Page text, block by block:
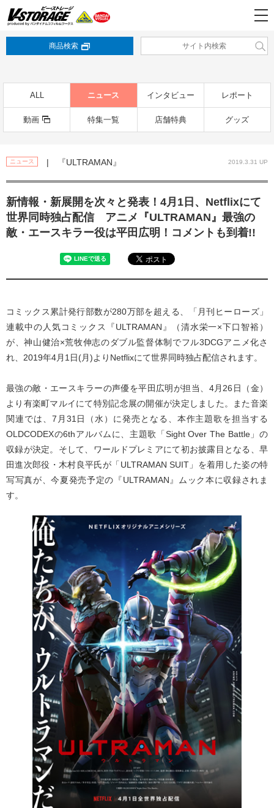
商品検索
ALL ニュース インタビュー レポート
動画 特集一覧 店舗特典 グッズ
ニュース | 『ULTRAMAN』 2019.3.31 UP
新情報・新展開を次々と発表！4月1日、Netflixにて
世界同時独占配信 アニメ『ULTRAMAN』最強の
敵・エースキラー役は平田広明！コメントも到着!!
コミックス累計発行部数が280万部を超える、「月刊ヒーローズ」
連載中の人気コミックス『ULTRAMAN』（清水栄一×下口智裕）
が、神山健治×荒牧伸志のダブル監督体制でフル3DCGアニメ化さ
れ、2019年4月1日(月)よりNetflixにて世界同時独占配信されます。
最強の敵・エースキラーの声優を平田広明が担当、4月26日（金）
より有楽町マルイにて特別記念展の開催が決定しました。また音楽
関連では、7月31日（水）に発売となる、本作主題歌を担当する
OLDCODEXの6thアルバムに、主題歌「Sight Over The Battle」の
収録が決定。そして、ワールドプレミアにて初お披露目となる、早
田進次郎役・木村良平氏が「ULTRAMAN SUIT」を着用した姿の特
写写真が、今夏発売予定の『ULTRAMAN』ムック本に収録されま
す。